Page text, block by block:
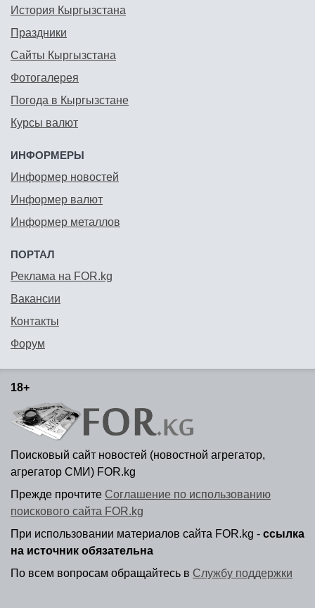
История Кыргызстана
Праздники
Сайты Кыргызстана
Фотогалерея
Погода в Кыргызстане
Курсы валют
ИНФОРМЕРЫ
Информер новостей
Информер валют
Информер металлов
ПОРТАЛ
Реклама на FOR.kg
Вакансии
Контакты
Форум
18+
Поисковый сайт новостей (новостной агрегатор,
агрегатор СМИ) FOR.kg
Прежде прочтите Соглашение по использованию
поискового сайта FOR.kg
При использовании материалов сайта FOR.kg - ссылка
на источник обязательна
По всем вопросам обращайтесь в Службу поддержки